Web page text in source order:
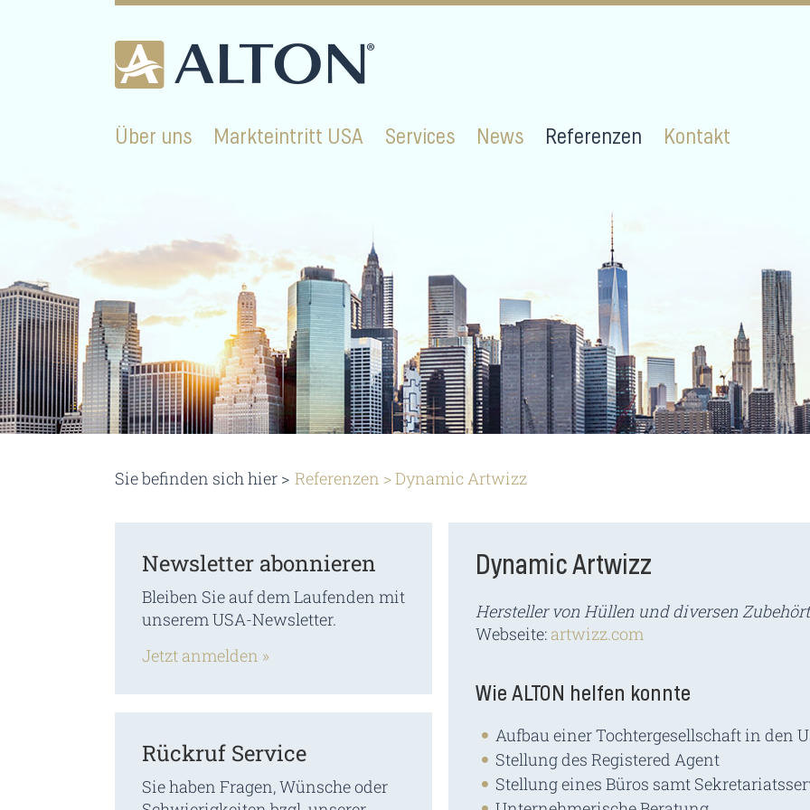
Über uns Markteintritt USA Services News Referenzen Kontakt
Sie befinden sich hier > Referenzen >Dynamic Artwizz
Dynamic Artwizz
Hersteller von Hüllen und diversen
Webseite: artwizz.com
Wie ALTON helfen konnte
Aufbau einer Tochtergesellschaft in den
Stellung des Registered Agent
Stellung eines Büros samt
Newsletter abonnieren
Bleiben Sie auf dem Laufenden mit
unserem USA-Newsletter.
Jetzt anmelden »
Rückruf Service
Sie haben Fragen, Wünsche oder